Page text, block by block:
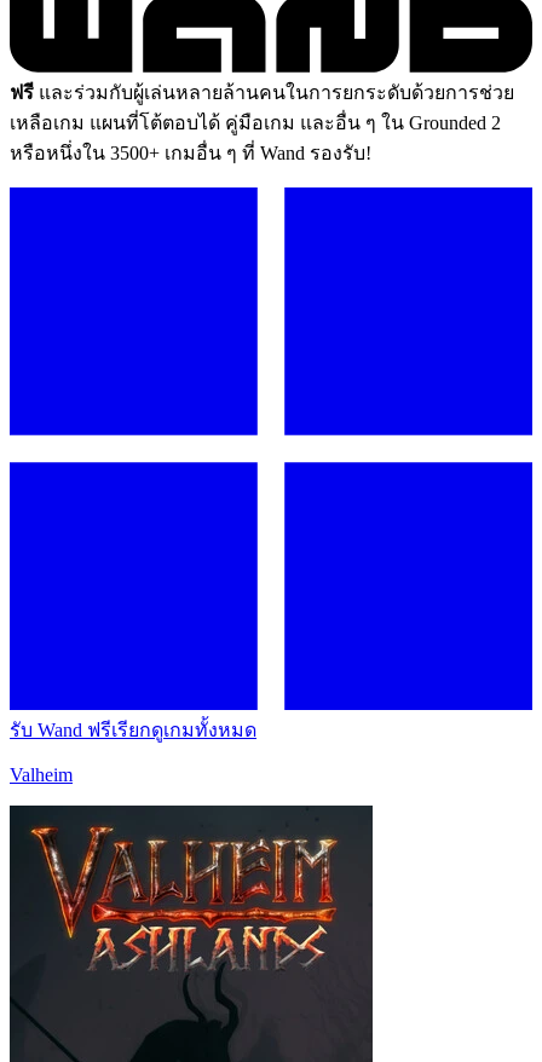
ฟรี และร่วมกับผู้เล่นหลายล้านคนในการยกระดับด้วยการช่วย
เหลือเกม แผนที่โต้ตอบได้ คู่มือเกม และอื่น ๆ ใน Grounded 2
หรือหนึ่งใน 3500+ เกมอื่น ๆ ที่ Wand รองรับ!
รับ Wand ฟรีเรียกดูเกมทั้งหมด
Valheim